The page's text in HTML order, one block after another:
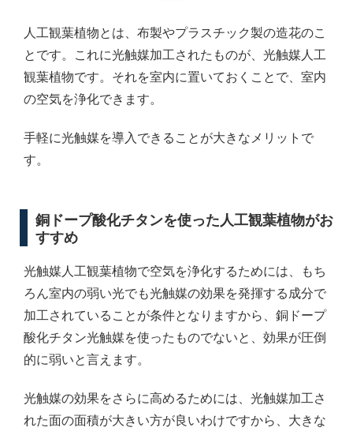
人工観葉植物とは、布製やプラスチック製の造花のこ
とです。これに光触媒加工されたものが、光触媒人工
観葉植物です。それを室内に置いておくことで、室内
の空気を浄化できます。
手軽に光触媒を導入できることが大きなメリットで
す。
銅ドープ酸化チタンを使った人工観葉植物がお
すすめ
光触媒人工観葉植物で空気を浄化するためには、もち
ろん室内の弱い光でも光触媒の効果を発揮する成分で
加工されていることが条件となりますから、銅ドープ
酸化チタン光触媒を使ったものでないと、効果が圧倒
的に弱いと言えます。
光触媒の効果をさらに高めるためには、光触媒加工さ
れた面の面積が大きい方が良いわけですから、大きな